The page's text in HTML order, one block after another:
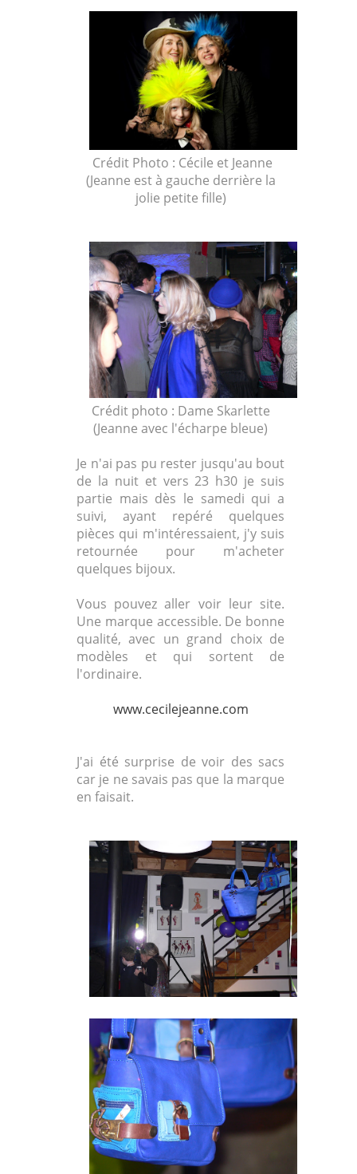
Crédit Photo : Cécile et Jeanne
(Jeanne est à gauche derrière la
jolie petite fille)
Crédit photo : Dame Skarlette
(Jeanne avec l'écharpe bleue)
Je n'ai pas pu rester jusqu'au bout
de la nuit et vers 23 h30 je suis
partie mais dès le samedi qui a
suivi, ayant repéré quelques
pièces qui m'intéressaient, j'y suis
retournée pour m'acheter
quelques bijoux.
Vous pouvez aller voir leur site.
Une marque accessible. De bonne
qualité, avec un grand choix de
modèles et qui sortent de
l'ordinaire.
www.cecilejeanne.com
J'ai été surprise de voir des sacs
car je ne savais pas que la marque
en faisait.